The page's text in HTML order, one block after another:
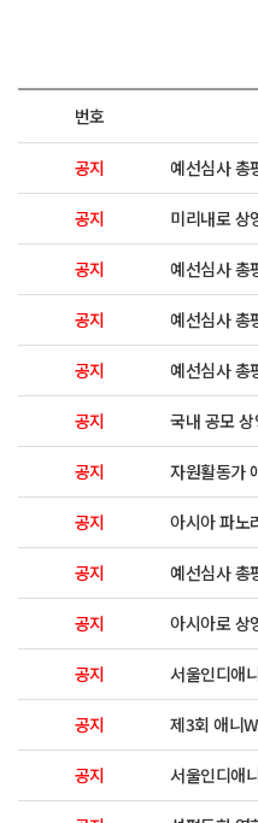
번호
공지 예선심사 총
공지 미리내로 상
공지 예선심사 총
공지 예선심사 총
공지 예선심사 총
공지 국내 공모
공지 자원활동가
공지 아시아 파노
공지 예선심사 총
공지 아시아로 상
공지 서울인디애
공지 제3회 애니
공지 서울인디애